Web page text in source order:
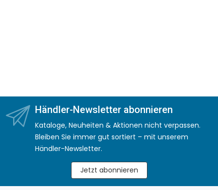
Händler-Newsletter abonnieren
Kataloge, Neuheiten & Aktionen nicht verpassen.
Bleiben Sie immer gut sortiert – mit unserem
Händler-Newsletter.
Jetzt abonnieren